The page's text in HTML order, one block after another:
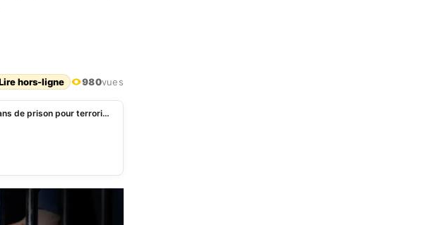
hors-ligne 980vues
Tunisie: un Soudanais condamné à plus de dix ans de prison pour terrorisme